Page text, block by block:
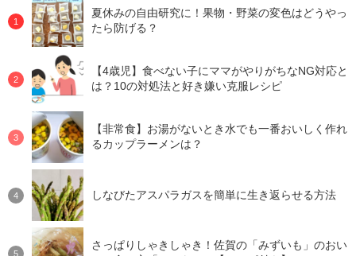
夏休みの自由研究に！果物・野菜の変色はどうやっ
たら防げる？
【4歳児】食べない子にママがやりがちなNG対応と
は？10の対処法と好き嫌い克服レシピ
【非常食】お湯がないとき水でも一番おいしく作れ
るカップラーメンは？
しなびたアスパラガスを簡単に生き返らせる方法
さっぱりしゃきしゃき！佐賀の「みずいも」のおい